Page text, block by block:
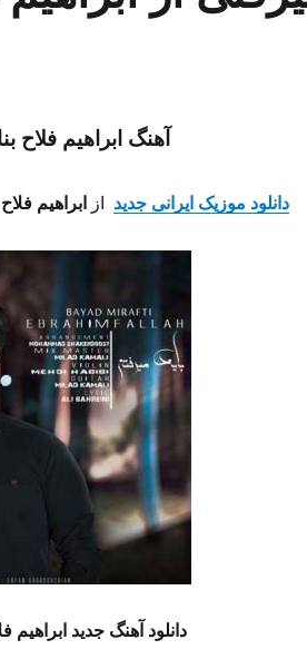
آهنگ ابراهیم فلاح
دانلود موزیک ایرانی جدید از ابراهیم فلاح
دانلود آهنگ جدید ابراهیم